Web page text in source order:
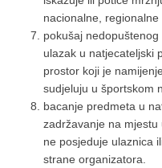
nacionalne, regionalne
pokušaj
ulazak u natjecateljski
prostor koji je
sudjeluju u športskom
bacanje predmeta u
zadržavanje na
ne posjeduje ulaznica
strane organizatora.